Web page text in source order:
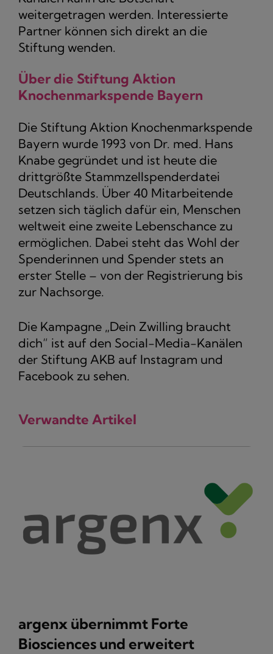
weitergetragen werden. Interessierte
Partner können sich direkt an die
Stiftung wenden.
Über die Stiftung Aktion
Knochenmarkspende Bayern
Die Stiftung Aktion Knochenmarkspende
Bayern wurde 1993 von Dr. med. Hans
Knabe gegründet und ist heute die
drittgrößte Stammzellspenderdatei
Deutschlands. Über 40 Mitarbeitende
setzen sich täglich dafür ein, Menschen
weltweit eine zweite Lebenschance zu
ermöglichen. Dabei steht das Wohl der
Spenderinnen und Spender stets an
erster Stelle – von der Registrierung bis
zur Nachsorge.
Die Kampagne „Dein Zwilling braucht
dich“ ist auf den Social-Media-Kanälen
der Stiftung AKB auf Instagram und
Facebook zu sehen.
Verwandte Artikel
argenx übernimmt Forte
Biosciences und erweitert